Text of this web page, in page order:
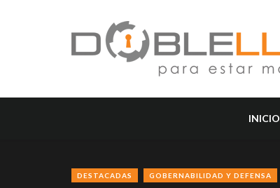
INICIO
DESTACADAS GOBERNABILIDAD Y DEFENSA